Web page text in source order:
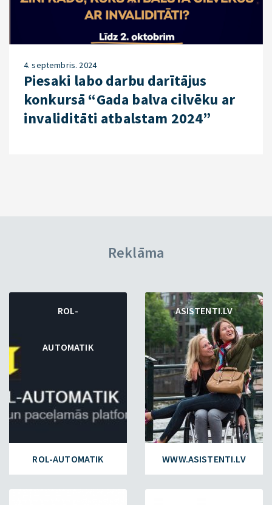
4. septembris. 2024
Piesaki labo darbu darītājus
konkursā “Gada balva cilvēku ar
invaliditāti atbalstam 2024”
Reklāma
ROL-
AUTOMATIK
ROL-AUTOMATIK
ASISTENTI.LV
WWW.ASISTENTI.LV